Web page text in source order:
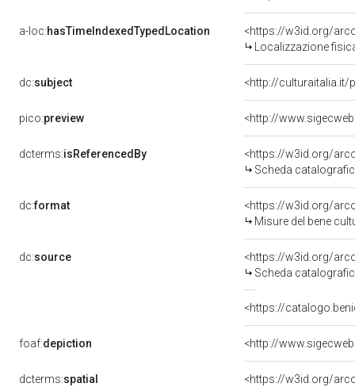
a-loc:hasTimeIndexedTypedLocation
<https://w3id.org/
Localizzazione
dc:subject <http://culturaitalia.it/
pico:preview <http://
dcterms:isReferencedBy
<https://w3id.org/
Scheda
dc:format
<https://w3id.org/
Misure del bene
dc:source
<https://w3id.org/
Scheda
<https://
foaf:depiction <http://
dcterms:spatial
<https://w3id.org/